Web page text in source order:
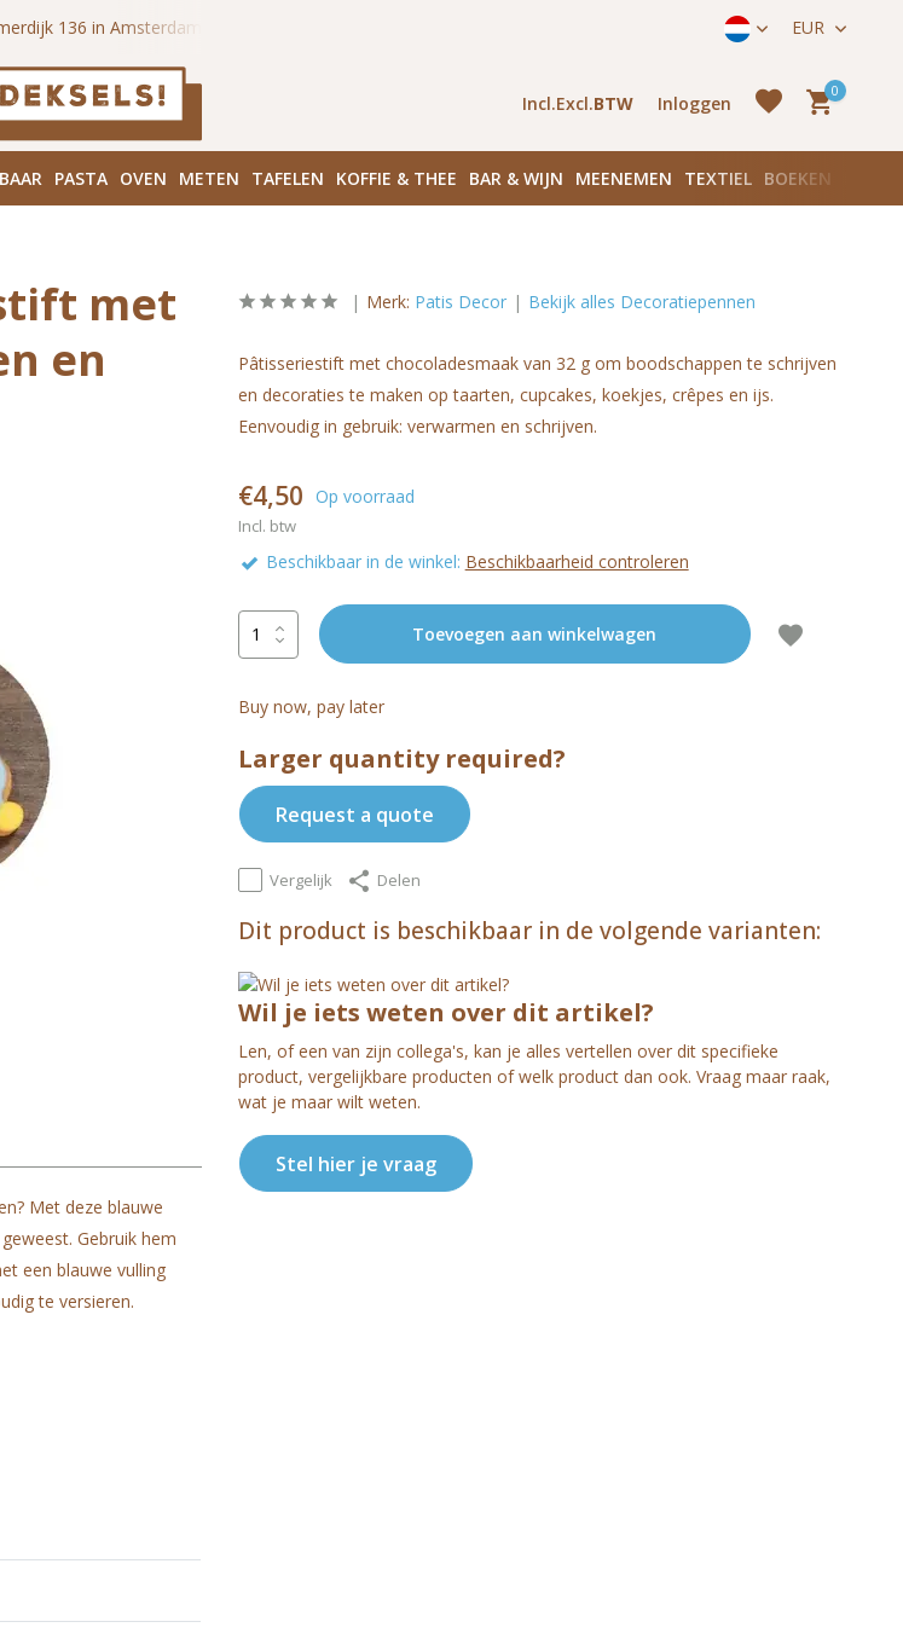
136 in Amsterdam Centrum Hoofddorpplein EUR
Incl.Excl.BTW Inloggen
Account
aanmaken
Account
0
PASTA OVEN METEN TAFELEN KOFFIE & THEE BAR & WIJN MEENEMEN TEXTIEL BOEKEN
met
en
Met deze blauwe
Gebruik hem
een blauwe vulling
te versieren.
Merk: Patis Decor Bekijk alles Decoratiepennen
Pâtisseriestift met chocoladesmaak van 32 g om boodschappen te schrijven
en decoraties te maken op taarten, cupcakes, koekjes, crêpes en ijs.
Eenvoudig in gebruik: verwarmen en schrijven.
€4,50 Op voorraad
Incl. btw
Beschikbaar in de winkel: Beschikbaarheid controleren
Toevoegen aan winkelwagen
Buy now, pay later
Larger quantity required?
Request a quote
Vergelijk Delen
Dit product is beschikbaar in de volgende varianten:
Wil je iets weten over dit artikel?
Len, of een van zijn collega's, kan je alles vertellen over dit specifieke
product, vergelijkbare producten of welk product dan ook. Vraag maar raak,
wat je maar wilt weten.
Stel hier je vraag